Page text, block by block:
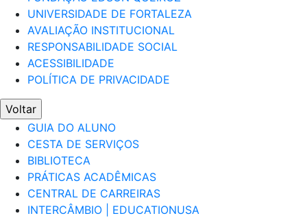
UNIVERSIDADE DE FORTALEZA
AVALIAÇÃO INSTITUCIONAL
RESPONSABILIDADE SOCIAL
ACESSIBILIDADE
POLÍTICA DE PRIVACIDADE
Voltar
GUIA DO ALUNO
CESTA DE SERVIÇOS
BIBLIOTECA
PRÁTICAS ACADÊMICAS
CENTRAL DE CARREIRAS
INTERCÂMBIO | EDUCATIONUSA